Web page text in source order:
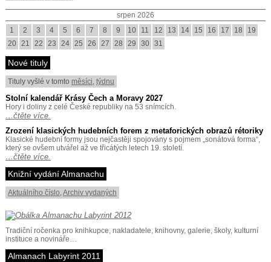
srpen 2026
1
2 3 4 5 6 7 8 9 10 11 12 13 14 15 16 17 18
19
20 21 22 23 24 25 26 27 28 29 30 31
Nové tituly
Tituly vyšlé v tomto měsíci, týdnu
Stolní kalendář Krásy Čech a Moravy 2027
Hory i doliny z celé České republiky na 53 snímcích.
…čtěte více.
Zrození klasických hudebních forem z metaforických obrazů rétoriky
Klasické hudební formy jsou nejčastěji spojovány s pojmem „sonátová forma“,
který se ovšem utvářel až ve třicátých letech 19. století.
…čtěte více.
Knižní vydání Almanachu
Aktuálního číslo,Archiv vydaných
Tradiční ročenka pro knihkupce, nakladatele, knihovny, galerie, školy, kulturní
instituce a novináře…
Almanach Labyrint 2011